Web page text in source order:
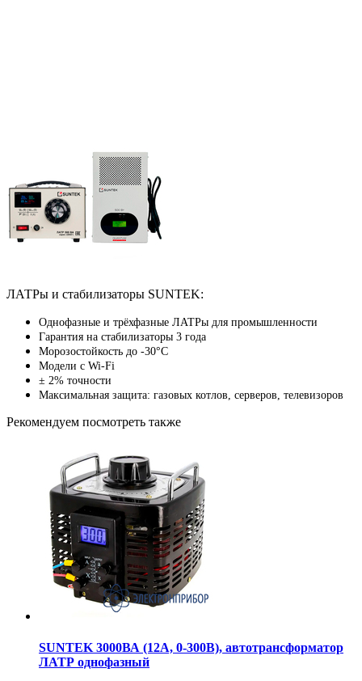
ЛАТРы и стабилизаторы SUNTEK:
Однофазные и трёхфазные ЛАТРы для промышленности
Гарантия на стабилизаторы 3 года
Морозостойкость до -30°C
Модели с Wi-Fi
± 2% точности
Максимальная защита: газовых котлов, серверов, телевизоров
Рекомендуем посмотреть также
SUNTEK 3000ВА (12А, 0-300В), автотрансформатор
ЛАТР однофазный